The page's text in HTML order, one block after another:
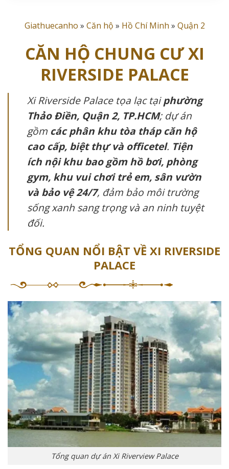
Giathuecanho » Căn hộ » Hồ Chí Minh » Quận 2
CĂN HỘ CHUNG CƯ XI
RIVERSIDE PALACE
Xi Riverside Palace tọa lạc tạiphường
Thảo Điền, Quận 2, TP.HCM; dự án
gồm các phân khu tòa tháp căn hộ
cao cấp, biệt thự và officetel. Tiện
ích nội khu bao gồm hồ bơi, phòng
gym, khu vui chơi trẻ em, sân vườn
và bảo vệ 24/7, đảm bảo môi trường
sống xanh sang trọng và an ninh tuyệt
đối.
TỔNG QUAN NỔI BẬT VỀ XI RIVERSIDE
PALACE
Tổng quan dự án Xi Riverview Palace